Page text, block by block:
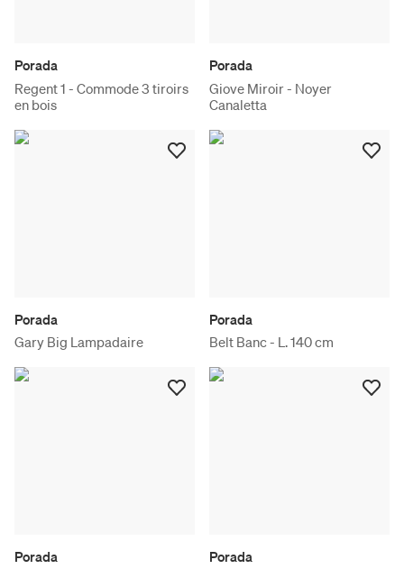
Porada
Regent 1 - Commode 3 tiroirs
en bois
Porada
Giove Miroir - Noyer
Canaletta
Porada
Gary Big Lampadaire
Porada
Belt Banc - L. 140 cm
Porada
Porada